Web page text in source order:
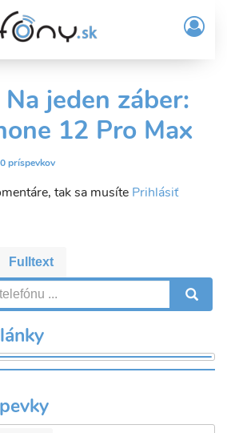
/
jeden záber:
12 Pro Max
príspevkov
tak sa musíte Prihlásiť
Fulltext